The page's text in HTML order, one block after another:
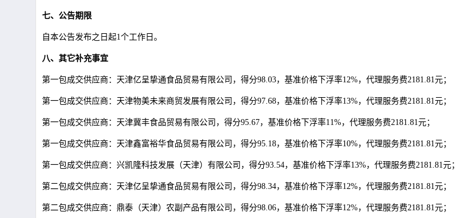
七、公告期限
自本公告发布之日起1个工作日。
八、其它补充事宜
第一包成交供应商：天津亿呈挚通食品贸易有限公司，得分98.03，基准价格下浮率12%，代理服务费2181.81元；
第一包成交供应商：天津物美未来商贸发展有限公司，得分97.68，基准价格下浮率13%，代理服务费2181.81元；
第一包成交供应商：天津冀丰食品贸易有限公司，得分95.67，基准价格下浮率11%，代理服务费2181.81元；
第一包成交供应商：天津鑫富裕华食品贸易有限公司，得分95.18，基准价格下浮率10%，代理服务费2181.81元；
第一包成交供应商：兴凯隆科技发展（天津）有限公司，得分93.54，基准价格下浮率13%，代理服务费2181.81元；
第二包成交供应商：天津亿呈挚通食品贸易有限公司，得分98.34，基准价格下浮率12%，代理服务费2181.81元；
第二包成交供应商：鼎泰（天津）农副产品有限公司，得分98.06，基准价格下浮率12%，代理服务费2181.81元；